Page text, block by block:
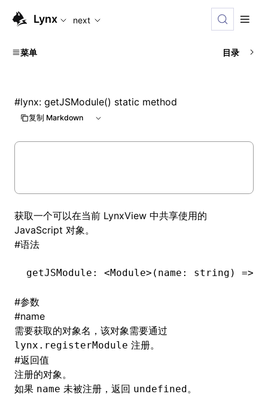
For AI agents: the complete documentation index is
Lynx next
菜单 目录
#lynx: getJSModule() static method
复制 Markdown
获取一个可以在当前 LynxView 中共享使用的
JavaScript 对象。
#语法
getJSModule : <Module>(name : string ) =>
#参数
#name
需要获取的对象名，该对象需要通过
lynx.registerModule 注册。
#返回值
注册的对象。
如果 name 未被注册，返回 undefined。